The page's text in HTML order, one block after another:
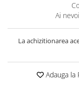
Ai
La achizitionarea
Adauga la